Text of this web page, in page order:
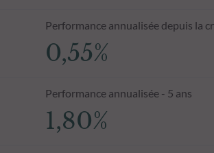
Performance annualisée depuis la
0,55%
Performance annualisée - 5 ans
1,80%